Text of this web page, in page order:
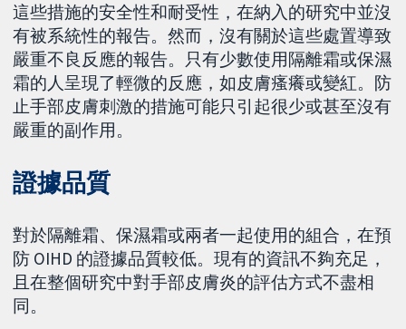
這些措施的安全性和耐受性，在納入的研究中並沒
有被系統性的報告。然而，沒有關於這些處置導致
嚴重不良反應的報告。只有少數使用隔離霜或保濕
霜的人呈現了輕微的反應，如皮膚瘙癢或變紅。防
止手部皮膚刺激的措施可能只引起很少或甚至沒有
嚴重的副作用。
證據品質
對於隔離霜、保濕霜或兩者一起使用的組合，在預
防 OIHD 的證據品質較低。現有的資訊不夠充足，
且在整個研究中對手部皮膚炎的評估方式不盡相
同。